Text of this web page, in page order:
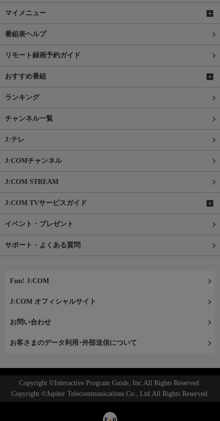
マイメニュー
番組表ヘルプ
リモート録画予約ガイド
おすすめ番組
ランキング
チャンネル一覧
J:テレ
J:COMチャンネル
J:COM STREAM
J:COM TVサービスガイド
イベント・プレゼント
サポート・よくある質問
Fun! J:COM
J:COM オフィシャルサイト
お問い合わせ
お客さまのデータ利用･外部送信について
Copyright ©Interactive Program Guide, Inc.All Rights Reserved.
Copyright ©Jupiter Telecommunications Co., Ltd.All Rights Reserved.